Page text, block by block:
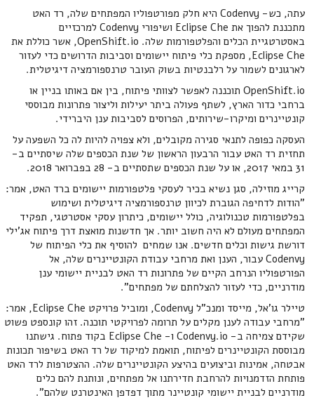
עתה, כש- Codenvy היא חלק מפורטפוליו המפתחים שלה, רד האט
מתכננת להפוך את Eclipse Che ושיפורי Codenvy למרכזיים
באסטרטגיית הכלים והפלטפורמות שלה. OpenShift.io, אשר כוללת את
Eclipse Che, מספקת כלי פיתוח יישומים וסביבות הדרושים כדי לעזור
לארגונים לשמור על רלבנטיות בשוק העובר טרנספורמציה דיגיטלית.
OpenShift.io תוכננה לאפשר לצוותי פיתוח, בין אם באותו בניין או
ברחבי כדור הארץ, לשתף פעולה ביתר יעילות וליצור פתרונות מבוססי
קונטיינרים ומיקרו-שירותים, הפרוסים לסביבות ענן היברידי.
העסקה כפופה לתנאי סגירה מקובלים, ולא צפויה להיות לה כל השפעה על
תחזית רד האט עבור הרבעון הראשון של שנת הכספים שלה שיסתיים ב-
31 במאי 2017, או על שנת הכספים שתסתיים ב- 28 בפברואר 2018.
קרייג מוזילה, סגן נשיא בכיר לעסקי פלטפורמות יישומים ברד האט, אמר:
"הודות לדחיפה הגוברת לכיוון טרנספורמציה דיגיטלית ושימוש
בפלטפורמות טכנולוגיה, כולל יישומים, כיתרון עסקי אסטרטגי, תפקיד
המפתחים מעולם לא היה חשוב יותר. אך חדשנות מואצת דרך פיתוח אג'ילי
דורשת גישות וכלים חדשים. אנו שמחים להוסיף את כלי הפיתוח של
Codenvy עבור, הענן ואת מרחבי עבודת הקונטיינרים שלה, אל
הפורטפוליו הנרחב הקיים של פתרונות רד האט לבניית יישומי ענן
מודרניים, כדי לעזור להצלחתם של מפתחים".
טיילר גו'אל, מייסד ומנכ"ל Codenvy, ומוביל פרויקט Eclipse Che, אמר:
"מרחבי עבודה לענן מקלים על תרומה לפרויקטי תוכנה. זהו קונספט פשוט
שקידם צמיחה ב- Codenvy.io ו- Eclipse Che בקוד פתוח. גישתנו
מבוססת הקונטיינרים לפיתוח, תואמת למיקוד של רד האט בשיפור תכונות
אבטחה, אמינות וביצועים בהיצע הקונטיינרים שלה. ההצטרפות לרד האט
פותחת הזדמנויות להרחבת חדירתנו אל מפתחים, ונותנת להם כלים
מודרניים לבניית יישומי קונטיינר מתוך דפדפן האינטרנט שלהם".